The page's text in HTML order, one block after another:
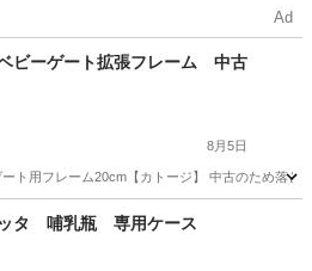
Ad
ビーゲート拡張フレーム 中古
8月5日
ト用フレーム20cm【カトージ】 中古のため落
カトージ
ッタ 哺乳瓶 専用ケース